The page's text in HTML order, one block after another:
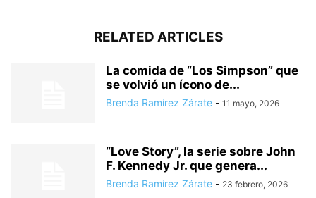
RELATED ARTICLES
La comida de “Los Simpson” que
se volvió un ícono de...
Brenda Ramírez Zárate - 11 mayo, 2026
“Love Story”, la serie sobre John
F. Kennedy Jr. que genera...
Brenda Ramírez Zárate - 23 febrero, 2026